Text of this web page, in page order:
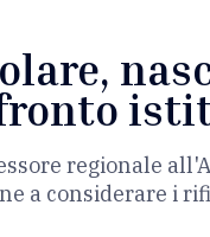
regionale
a considerare i